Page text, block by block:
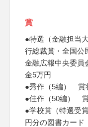
賞
●特選（金融担当
行総裁賞・全国公
金融広報中央委
金5万円
●秀作（5編） 賞
●佳作（50編）
●学校賞（特選受
円分の図書カード